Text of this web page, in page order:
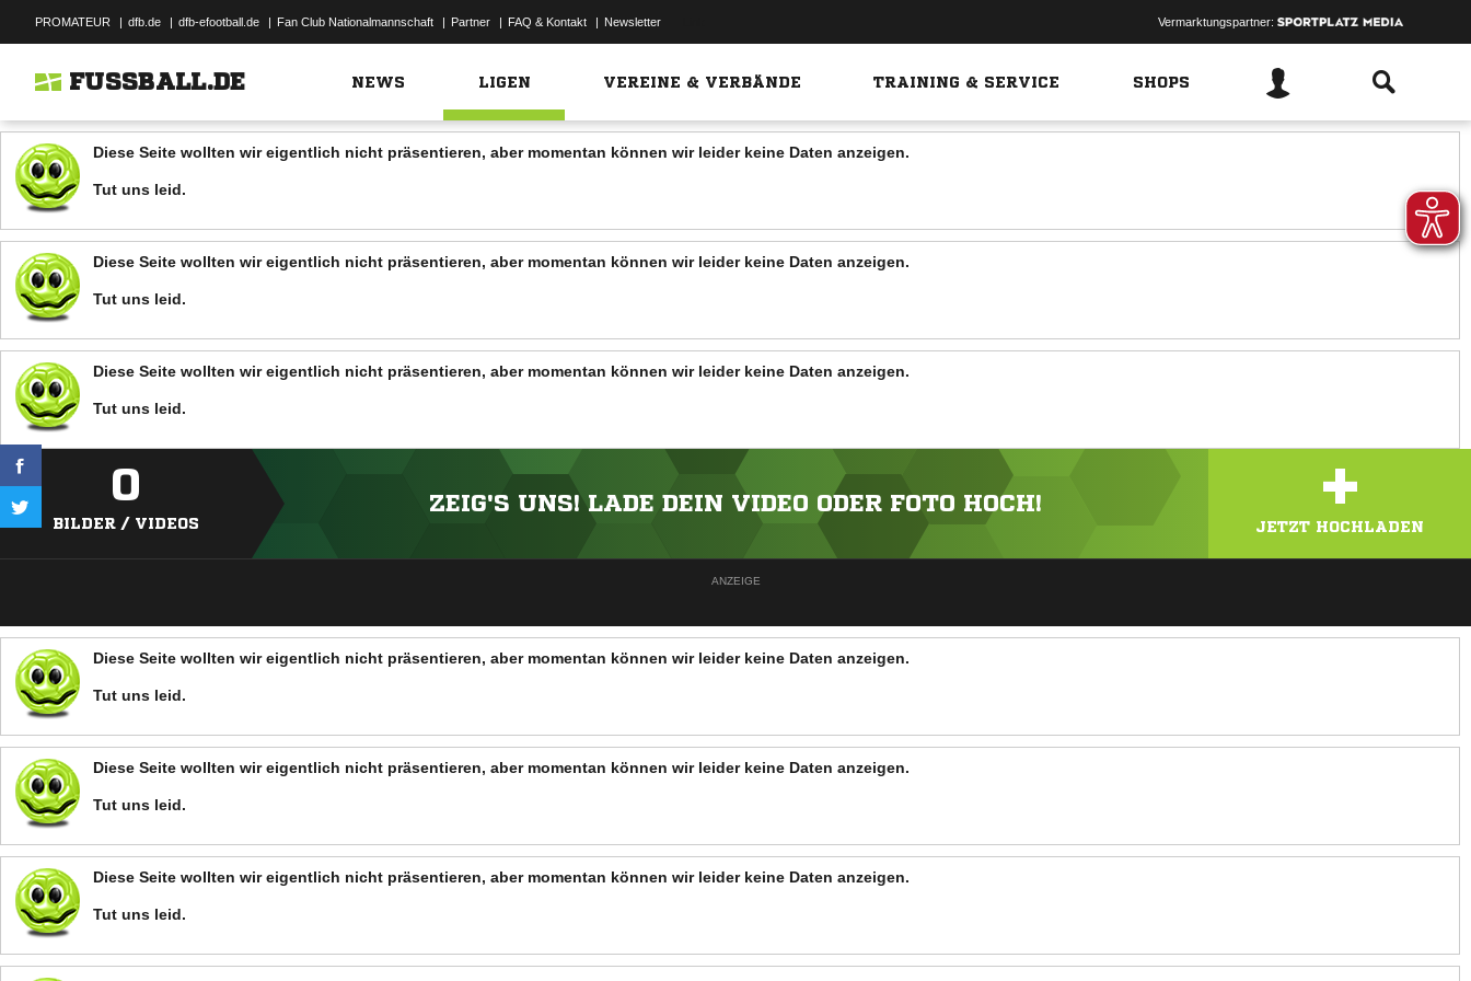
PROMATEUR | dfb.de | dfb-efootball.de | Fan Club Nationalmannschaft | Partner | FAQ & Kontakt | Newsletter Vermarktungspartner:
FUSSBALL.DE NEWS LIGEN VEREINE & VERBÄNDE TRAINING & SERVICE SHOPS
Diese Seite wollten wir eigentlich nicht präsentieren, aber momentan können wir leider keine Daten anzeigen.
Tut uns leid.
Diese Seite wollten wir eigentlich nicht präsentieren, aber momentan können wir leider keine Daten anzeigen.
Tut uns leid.
Diese Seite wollten wir eigentlich nicht präsentieren, aber momentan können wir leider keine Daten anzeigen.
Tut uns leid.
0
BILDER / VIDEOS
ZEIG'S UNS! LADE DEIN VIDEO ODER FOTO HOCH! +
JETZT HOCHLADEN
ANZEIGE
Diese Seite wollten wir eigentlich nicht präsentieren, aber momentan können wir leider keine Daten anzeigen.
Tut uns leid.
Diese Seite wollten wir eigentlich nicht präsentieren, aber momentan können wir leider keine Daten anzeigen.
Tut uns leid.
Diese Seite wollten wir eigentlich nicht präsentieren, aber momentan können wir leider keine Daten anzeigen.
Tut uns leid.